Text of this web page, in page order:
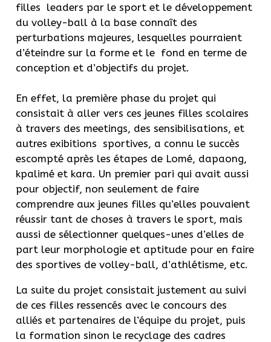
filles leaders par le sport et le développement
du volley-ball à la base connaît des
perturbations majeures, lesquelles pourraient
d’éteindre sur la forme et le fond en terme de
conception et d’objectifs du projet.
En effet, la première phase du projet qui
consistait à aller vers ces jeunes filles scolaires
à travers des meetings, des sensibilisations, et
autres exibitions sportives, a connu le succès
escompté après les étapes de Lomé, dapaong,
kpalimé et kara. Un premier pari qui avait aussi
pour objectif, non seulement de faire
comprendre aux jeunes filles qu’elles pouvaient
réussir tant de choses à travers le sport, mais
aussi de sélectionner quelques-unes d’elles de
part leur morphologie et aptitude pour en faire
des sportives de volley-ball, d’athlétisme, etc.
La suite du projet consistait justement au suivi
de ces filles ressencés avec le concours des
alliés et partenaires de l’équipe du projet, puis
la formation sinon le recyclage des cadres